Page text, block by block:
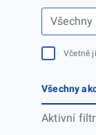
Včetně
Všechny
Aktivní